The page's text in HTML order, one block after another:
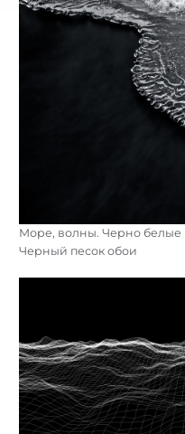
Море, волны. Черно белые
Черный песок обои